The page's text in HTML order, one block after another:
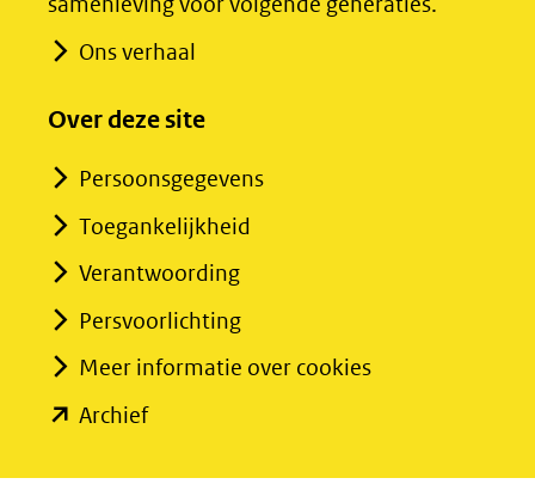
website)
website)
Ons verhaal
Over deze site
Persoonsgegevens
Toegankelijkheid
Verantwoording
Persvoorlichting
Meer informatie over cookies
Archief(opent